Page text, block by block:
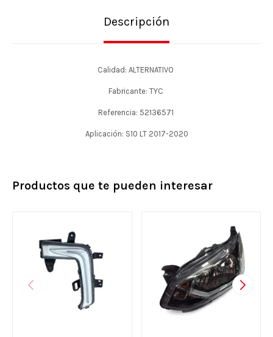
Descripción
Calidad: ALTERNATIVO
Fabricante: TYC
Referencia: 52136571
Aplicación: S10 LT 2017-2020
Productos que te pueden interesar